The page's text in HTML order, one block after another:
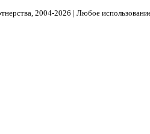
2004- 2026 | Любое